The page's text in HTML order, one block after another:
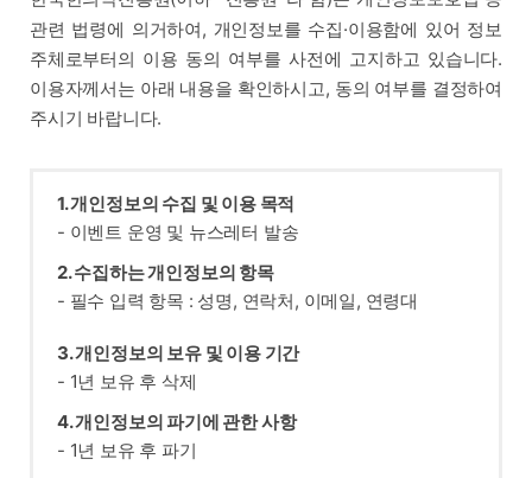
관련 법령에 의거하여, 개인정보를 수집·이용함에 있어 정보
주체로부터의 이용 동의 여부를 사전에 고지하고 있습니다.
이용자께서는 아래 내용을 확인하시고, 동의 여부를 결정하여
주시기 바랍니다.
1. 개인정보의 수집 및 이용 목적
- 이벤트 운영 및 뉴스레터 발송
2. 수집하는 개인정보의 항목
- 필수 입력 항목 : 성명, 연락처, 이메일, 연령대
3. 개인정보의 보유 및 이용 기간
- 1년 보유 후 삭제
4. 개인정보의 파기에 관한 사항
- 1년 보유 후 파기